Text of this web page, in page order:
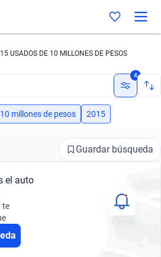
USADOS DE 10 MILLONES DE PESOS
4
10 millones de pesos 2015
Guardar búsqueda
el auto
te